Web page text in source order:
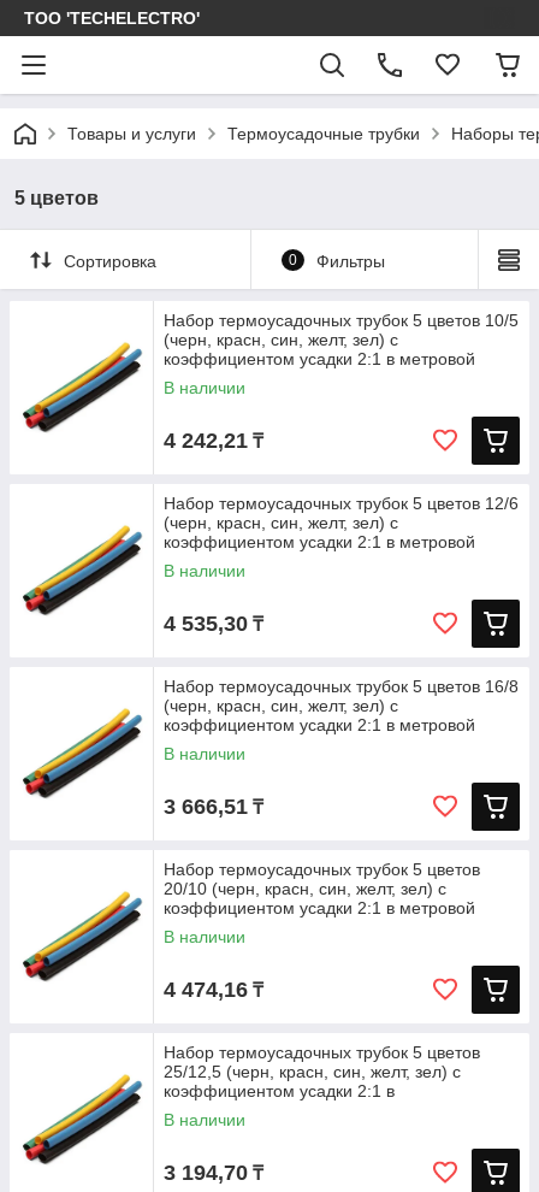
ТОО 'TECHELECTRO'
Товары и услуги Термоусадочные трубки Наборы
5 цветов
Сортировка 0 Фильтры
Набор термоусадочных трубок 5 цветов 10/5
(черн, красн, син, желт, зел) с
коэффициентом усадки 2:1 в метровой
В наличии
4 242,21 ₸
Набор термоусадочных трубок 5 цветов 12/6
(черн, красн, син, желт, зел) с
коэффициентом усадки 2:1 в метровой
В наличии
4 535,30 ₸
Набор термоусадочных трубок 5 цветов 16/8
(черн, красн, син, желт, зел) с
коэффициентом усадки 2:1 в метровой
В наличии
3 666,51 ₸
Набор термоусадочных трубок 5 цветов
20/10 (черн, красн, син, желт, зел) с
коэффициентом усадки 2:1 в метровой
В наличии
4 474,16 ₸
Набор термоусадочных трубок 5 цветов
25/12,5 (черн, красн, син, желт, зел) с
коэффициентом усадки 2:1 в
В наличии
3 194,70 ₸